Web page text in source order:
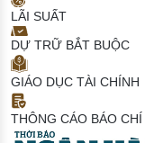
LÃI SUẤT
DỰ TRỮ BẮT BUỘC
GIÁO DỤC TÀI CHÍNH
THÔNG CÁO BÁO CHÍ